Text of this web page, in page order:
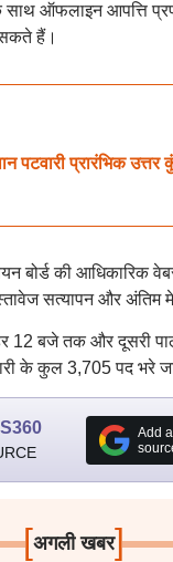
साथ ऑफलाइन आपत्ति
सकते हैं।
प्रारंभिक उत्तर
बोर्ड की आधिकारिक
सत्यापन और अंतिम
12 बजे तक और दूसरी
के कुल 3,705 पद भरे
Add
[अगली खबर]